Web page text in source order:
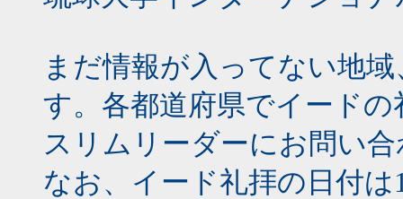
まだ情報が入ってない地
す。各都道府県でイード
スリムリーダーにお問い
なお、イード礼拝の日付は